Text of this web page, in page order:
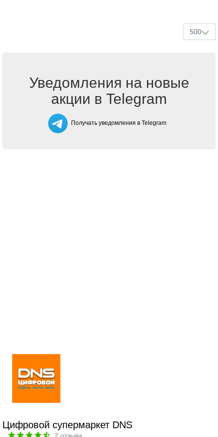
500
Уведомления на новые
акции в Telegram
Получать уведомления в Telegram
Цифровой супермаркет DNS